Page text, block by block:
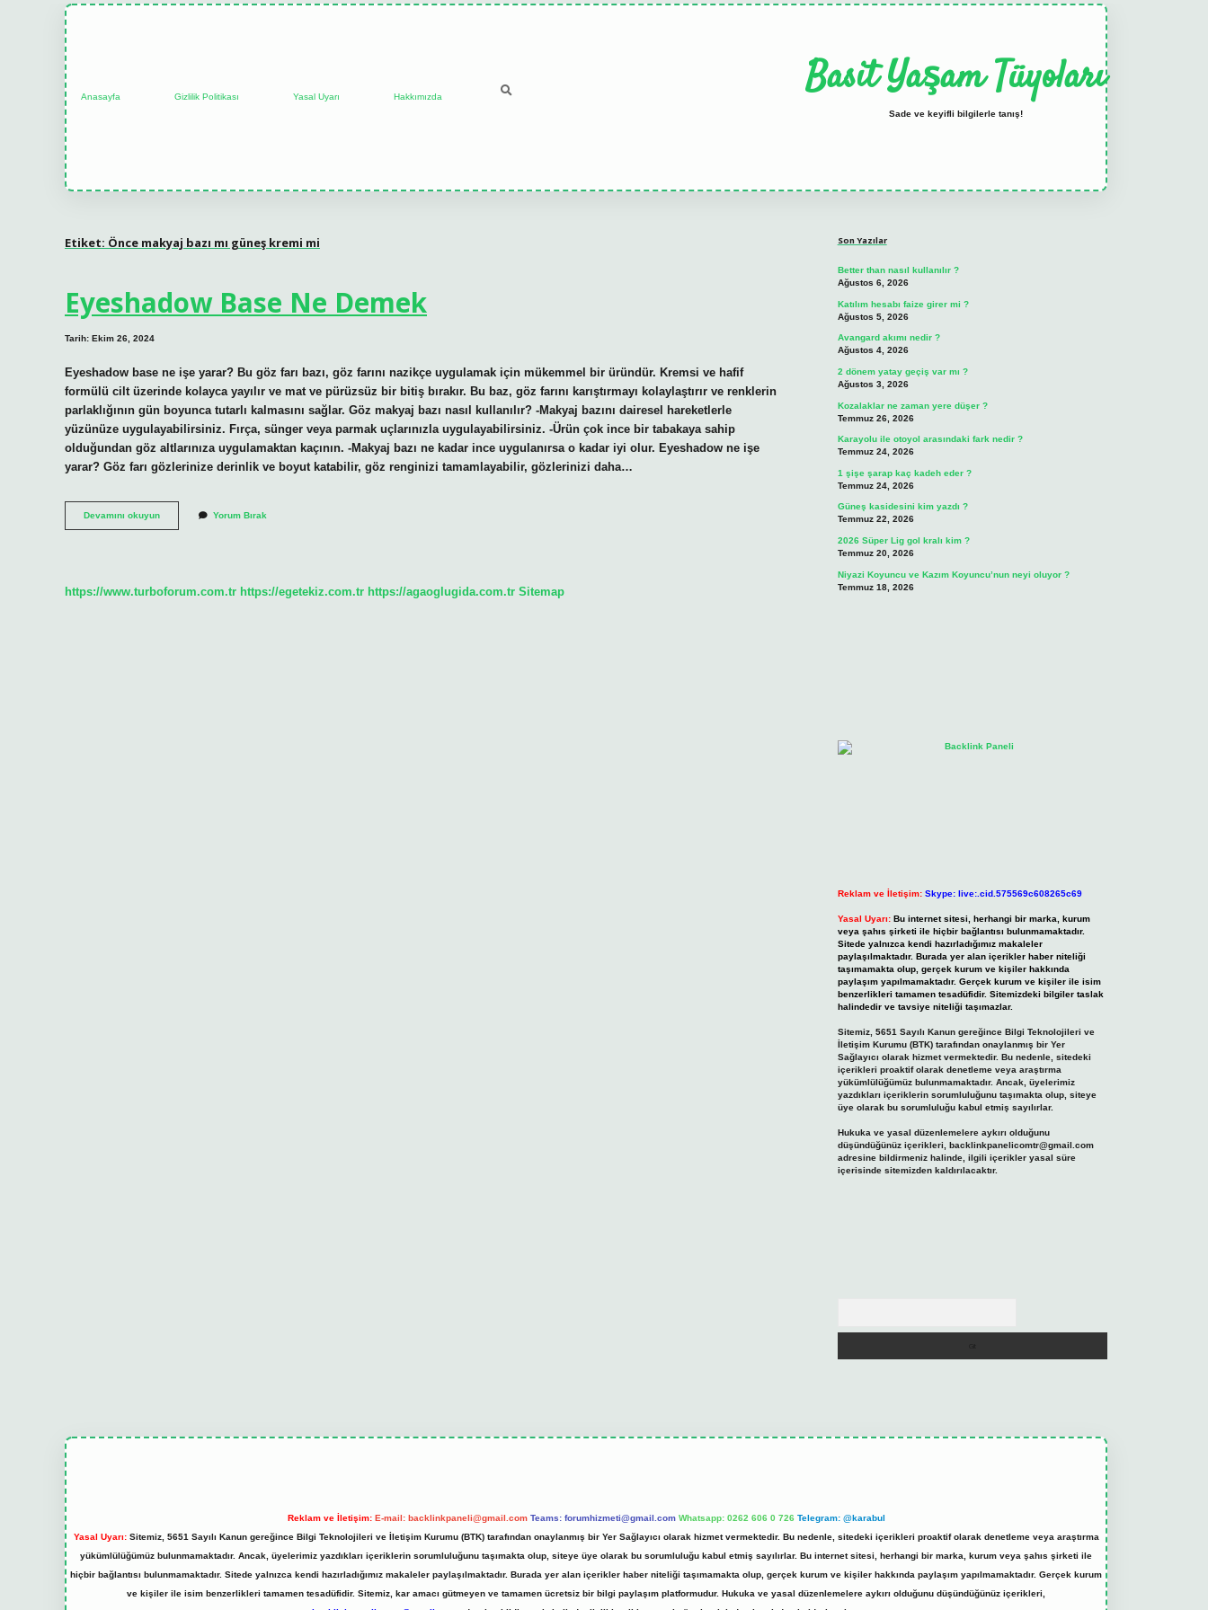
Anasayfa Gizlilik Politikası Yasal Uyarı Hakkımızda Basit Yaşam Tüyoları
Sade ve keyifli bilgilerle tanış!
Etiket: Önce makyaj bazı mı güneş kremi mi
Eyeshadow Base Ne Demek
Tarih: Ekim 26, 2024
Eyeshadow base ne işe yarar? Bu göz farı bazı, göz farını nazikçe uygulamak için mükemmel bir üründür. Kremsi ve hafif
formülü cilt üzerinde kolayca yayılır ve mat ve pürüzsüz bir bitiş bırakır. Bu baz, göz farını karıştırmayı kolaylaştırır ve renklerin
parlaklığının gün boyunca tutarlı kalmasını sağlar. Göz makyaj bazı nasıl kullanılır? -Makyaj bazını dairesel hareketlerle
yüzünüze uygulayabilirsiniz. Fırça, sünger veya parmak uçlarınızla uygulayabilirsiniz. -Ürün çok ince bir tabakaya sahip
olduğundan göz altlarınıza uygulamaktan kaçının. -Makyaj bazı ne kadar ince uygulanırsa o kadar iyi olur. Eyeshadow ne işe
yarar? Göz farı gözlerinize derinlik ve boyut katabilir, göz renginizi tamamlayabilir, gözlerinizi daha…
Devamını okuyunEyeshadow
Base
Yorum Bırak
https://www.turboforum.com.tr https://egetekiz.com.tr https://agaoglugida.com.tr Sitemap
Son Yazılar
Better than nasıl kullanılır ?
Ağustos 6, 2026
Katılım hesabı faize girer mi ?
Ağustos 5, 2026
Avangard akımı nedir ?
Ağustos 4, 2026
2 dönem yatay geçiş var mı ?
Ağustos 3, 2026
Kozalaklar ne zaman yere düşer ?
Temmuz 26, 2026
Karayolu ile otoyol arasındaki fark nedir ?
Temmuz 24, 2026
1 şişe şarap kaç kadeh eder ?
Temmuz 24, 2026
Güneş kasidesini kim yazdı ?
Temmuz 22, 2026
2026 Süper Lig gol kralı kim ?
Temmuz 20, 2026
Niyazi Koyuncu ve Kazım Koyuncu’nun neyi oluyor ?
Temmuz 18, 2026
Reklam ve İletişim: Skype: live:.cid.575569c608265c69
Yasal Uyarı: Bu internet sitesi, herhangi bir marka, kurum
veya şahıs şirketi ile hiçbir bağlantısı bulunmamaktadır.
Sitede yalnızca kendi hazırladığımız makaleler
paylaşılmaktadır. Burada yer alan içerikler haber niteliği
taşımamakta olup, gerçek kurum ve kişiler hakkında
paylaşım yapılmamaktadır. Gerçek kurum ve kişiler ile isim
benzerlikleri tamamen tesadüfidir. Sitemizdeki bilgiler taslak
halindedir ve tavsiye niteliği taşımazlar.
Sitemiz, 5651 Sayılı Kanun gereğince Bilgi Teknolojileri ve
İletişim Kurumu (BTK) tarafından onaylanmış bir Yer
Sağlayıcı olarak hizmet vermektedir. Bu nedenle, sitedeki
içerikleri proaktif olarak denetleme veya araştırma
yükümlülüğümüz bulunmamaktadır. Ancak, üyelerimiz
yazdıkları içeriklerin sorumluluğunu taşımakta olup, siteye
üye olarak bu sorumluluğu kabul etmiş sayılırlar.
Hukuka ve yasal düzenlemelere aykırı olduğunu
düşündüğünüz içerikleri, backlinkpanelicomtr@gmail.com
adresine bildirmeniz halinde, ilgili içerikler yasal süre
içerisinde sitemizden kaldırılacaktır.
Reklam ve İletişim: E-mail: backlinkpaneli@gmail.com Teams: forumhizmeti@gmail.com Whatsapp: 0262 606 0 726 Telegram: @karabul
Yasal Uyarı:Sitemiz, 5651 Sayılı Kanun gereğince Bilgi Teknolojileri ve İletişim Kurumu (BTK) tarafından onaylanmış bir Yer Sağlayıcı olarak hizmet vermektedir. Bu nedenle, sitedeki içerikleri proaktif olarak denetleme veya araştırma
yükümlülüğümüz bulunmamaktadır. Ancak, üyelerimiz yazdıkları içeriklerin sorumluluğunu taşımakta olup, siteye üye olarak bu sorumluluğu kabul etmiş sayılırlar. Bu internet sitesi, herhangi bir marka, kurum veya şahıs şirketi ile
hiçbir bağlantısı bulunmamaktadır. Sitede yalnızca kendi hazırladığımız makaleler paylaşılmaktadır. Burada yer alan içerikler haber niteliği taşımamakta olup, gerçek kurum ve kişiler hakkında paylaşım yapılmamaktadır. Gerçek kurum
ve kişiler ile isim benzerlikleri tamamen tesadüfidir. Sitemiz, kar amacı gütmeyen ve tamamen ücretsiz bir bilgi paylaşım platformudur. Hukuka ve yasal düzenlemelere aykırı olduğunu düşündüğünüz içerikleri,